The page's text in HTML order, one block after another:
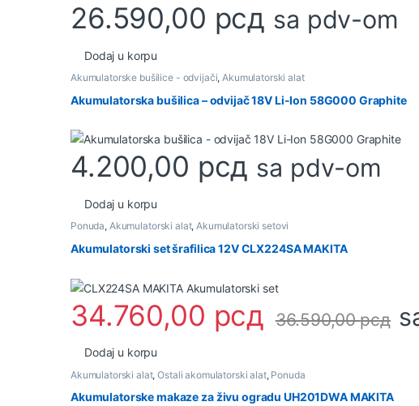
26.590,00 рсд sa pdv-om
Dodaj u korpu
Akumulatorske bušilice - odvijači,Akumulatorski alat
Akumulatorska bušilica – odvijač 18V Li-Ion 58G000 Graphite
4.200,00 рсд sa pdv-om
Dodaj u korpu
Ponuda, Akumulatorski alat,Akumulatorski setovi
Akumulatorski set šrafilica 12V CLX224SA MAKITA
34.760,00 рсд 36.590,00рсд
Dodaj u korpu
Akumulatorski alat,Ostali akomulatorski alat, Ponuda
Akumulatorske makaze za živu ogradu UH201DWA MAKITA